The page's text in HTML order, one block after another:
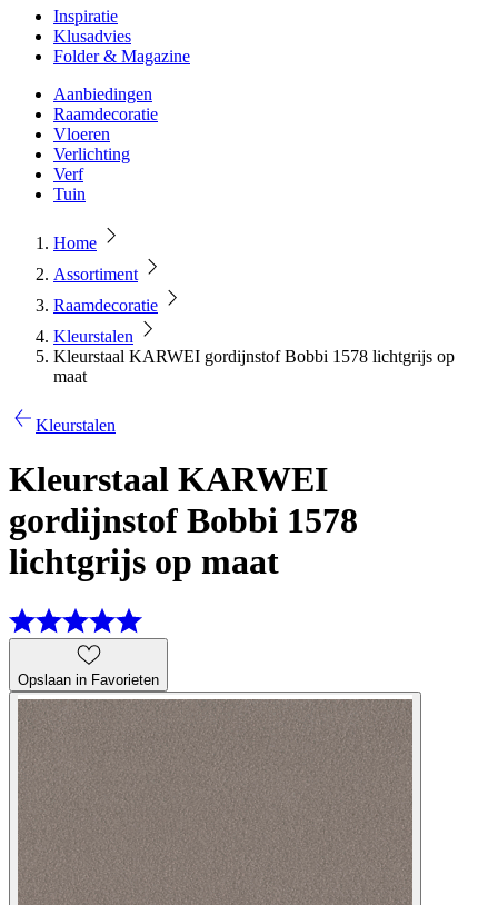
Inspiratie
Klusadvies
Folder & Magazine
Aanbiedingen
Raamdecoratie
Vloeren
Verlichting
Verf
Tuin
Home
Assortiment
Raamdecoratie
Kleurstalen
Kleurstaal KARWEI gordijnstof Bobbi 1578 lichtgrijs op
maat
Kleurstalen
Kleurstaal KARWEI
gordijnstof Bobbi 1578
lichtgrijs op maat
Opslaan in Favorieten